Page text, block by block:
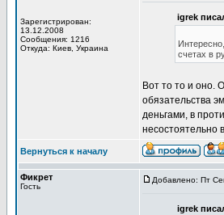
Зарегистрирован:
13.12.2008
Сообщения: 1216
Откуда: Киев, Украина
igrek
счетах в
Вот то то и оно.
обязательства
деньгами, в
несостоятельно
Вернуться к началу
Фикрет
Гость
Добавлено: Пт
igrek